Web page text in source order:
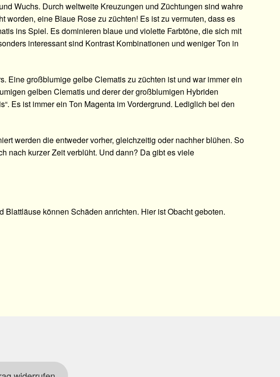
Wuchs. Durch weltweite Kreuzungen und Züchtungen sind wahre
worden, eine Blaue Rose zu züchten! Es ist zu vermuten, dass es
ins Spiel. Es dominieren blaue und violette Farbtöne, die sich mit
interessant sind Kontrast Kombinationen und weniger Ton in
Eine großblumige gelbe Clematis zu züchten ist und war immer ein
gelben Clematis und derer der großblumigen Hybriden
Es ist immer ein Ton Magenta im Vordergrund. Lediglich bei den
werden die entweder vorher, gleichzeitig oder nachher blühen. So
nach kurzer Zeit verblüht. Und dann? Da gibt es viele
können Schäden anrichten. Hier ist Obacht geboten.